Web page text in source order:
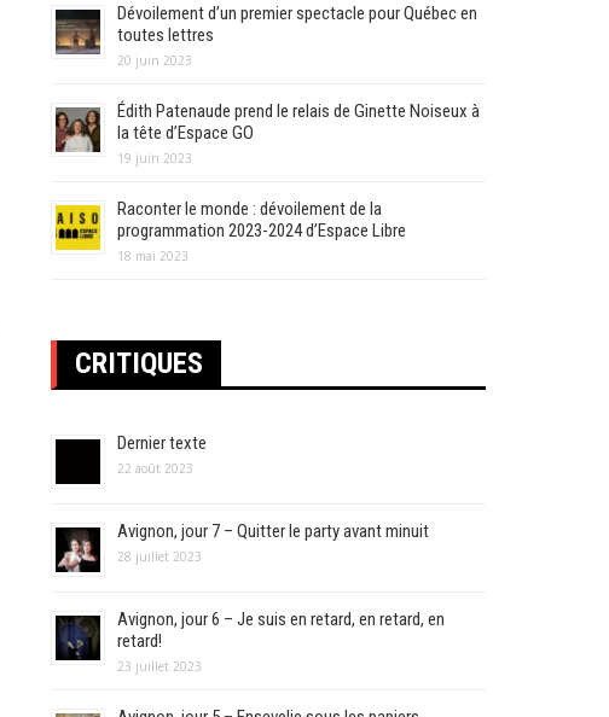
Dévoilement d’un premier spectacle pour Québec en
toutes lettres
20 juin 2023
Édith Patenaude prend le relais de Ginette Noiseux à
la tête d’Espace GO
19 juin 2023
Raconter le monde : dévoilement de la
programmation 2023-2024 d’Espace Libre
18 mai 2023
CRITIQUES
Dernier texte
22 août 2023
Avignon, jour 7 – Quitter le party avant minuit
28 juillet 2023
Avignon, jour 6 – Je suis en retard, en retard, en
retard!
23 juillet 2023